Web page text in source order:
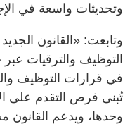
وتحديثات واسعة في
وتابعت: «القانون
التوظيف والترقيات عبر
في قرارات التوظيف
تُبنى فرص التقدم على
وحدها، ويدعم